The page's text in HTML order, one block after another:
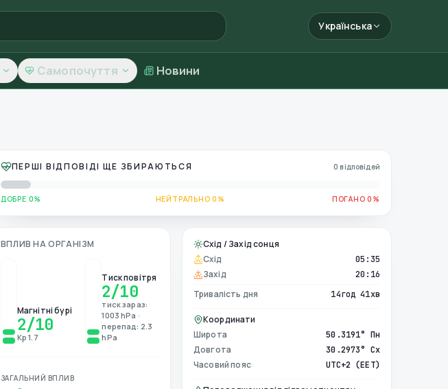
Українська
Самопочуття Новини
ПЕРШІ ВІДПОВІДІ ЩЕ ЗБИРАЮТЬСЯ 0 відповідей
ДОБРЕ 0% НЕЙТРАЛЬНО 0% ПОГАНО 0%
ВПЛИВ НА ОРГАНІЗМ
Магнітні бурі
2/10
Kp 1.7
Тиск повітря
2/10
тиск зараз:
1003 hPa ·
перепад: 2.3
hPa
ЗАГАЛЬНИЙ ВПЛИВ
Схід / Захід сонця
Схід
05:35
Захід 20:16
Тривалість дня 14год 41хв
Координати
Широта
50.3191° Пн
Довгота 30.2973° Сх
Часовий пояс UTC+2 (EET)